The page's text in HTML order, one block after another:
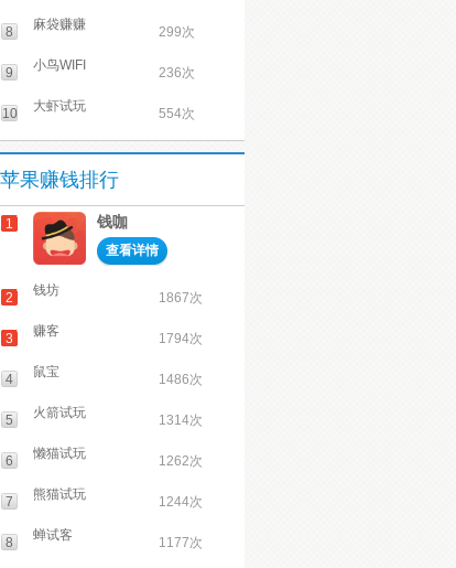
8 麻袋赚赚 299次
9 小鸟WIFI 236次
10 大虾试玩 554次
苹果赚钱排行
1 钱咖
查看详情
2 钱坊 1867次
3 赚客 1794次
4 鼠宝 1486次
5 火箭试玩 1314次
6 懒猫试玩 1262次
7 熊猫试玩 1244次
8 蝉试客 1177次